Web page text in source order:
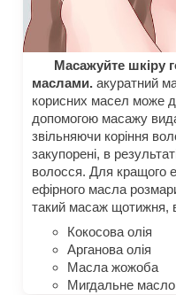
Масажуйте шкіру
маслами. акуратний
корисних масел може
допомогою масажу
звільняючи коріння
закупорені, в
волосся. Для кращого
ефірного масла
такий масаж щотижня,
Кокосова олія
Арганова олія
Масла жожоба
Мигдальне масло